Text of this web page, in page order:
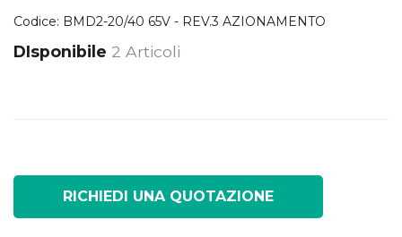
Codice: BMD2-20/40 65V - REV.3 AZIONAMENTO
DIsponibile 2 Articoli
RICHIEDI UNA QUOTAZIONE